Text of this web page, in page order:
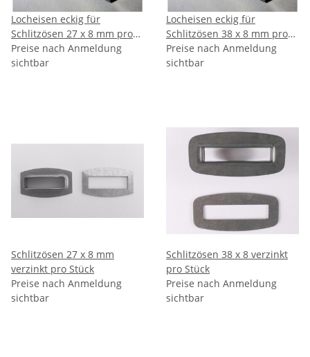
Locheisen eckig für
Schlitzösen 27 x 8 mm pro
Stück
Preise nach Anmeldung
sichtbar
Locheisen eckig für
Schlitzösen 38 x 8 mm pro
Stück
Preise nach Anmeldung
sichtbar
Schlitzösen 27 x 8 mm
verzinkt pro Stück
Preise nach Anmeldung
sichtbar
Schlitzösen 38 x 8 verzinkt
pro Stück
Preise nach Anmeldung
sichtbar